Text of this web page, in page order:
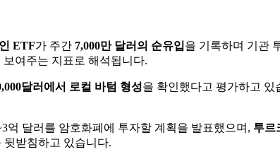
ETF가 주간 7,000만 달러의 순유입을 기록하며 기관
여주는 지표로 해석됩니다.
달러에서 로컬 바텀 형성을 확인했다고 평가하고 있
억 달러를 암호화폐에 투자할 계획을 발표했으며, 투르
받침하고 있습니다.